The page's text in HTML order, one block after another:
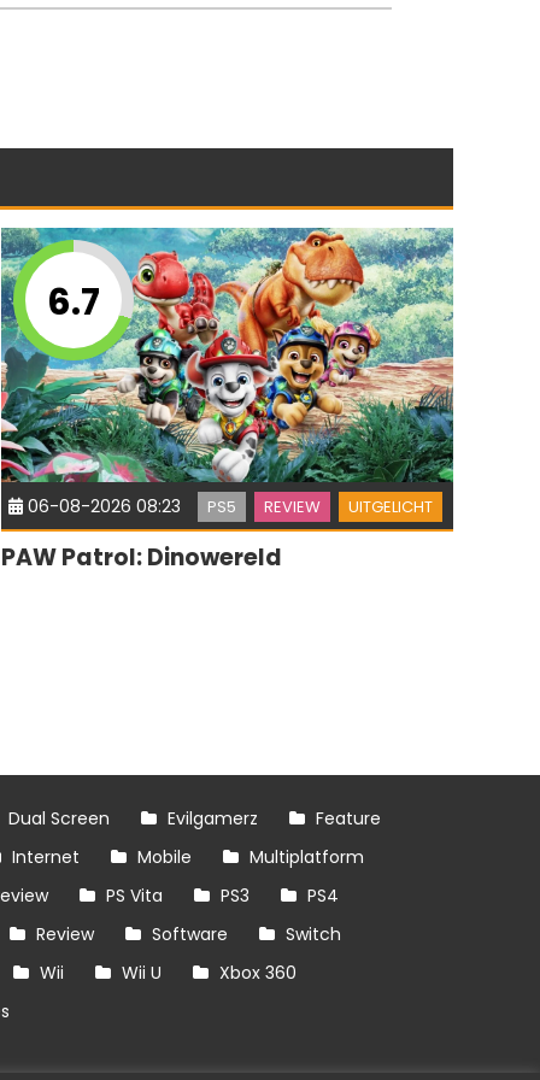
6.7
06-08-2026 08:23 PS5 REVIEW UITGELICHT
PAW Patrol: Dinowereld
Dual Screen Evilgamerz
Feature
Internet Mobile
Multiplatform
PS Vita PS3
PS4
Review Software
Switch
Wii Wii U
Xbox 360